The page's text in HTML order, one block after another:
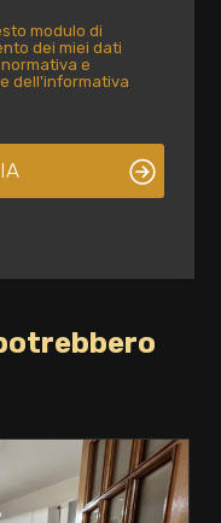
modulo di
dei miei dati
e
dell'informativa